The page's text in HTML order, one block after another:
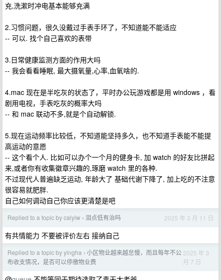
充,洗漱时冲电基本能够充满
2.习惯问题，很久没戴过手表手环了，不知道能不能适应
-- 可以. 找个自己喜欢的表带
3.日常健康监测方面的作用大吗
-- 我会看看睡眠, 最大摄氧量,心率,血氧啥的.
4.mac 现在是半吃灰的状态了，平时办公玩游戏都是用 windows ，看
剧用电视，手表吃灰的概率大吗
-- 和 mac 联动不多,就是个自动解锁.
5.现在运动频率比较低，不知道能坚持多久，也不知道手表能不能提
高运动的意愿
-- 这个看个人. 比如可以办个一个月的健身卡, 加 watch 的好友比拼起
来,或者你有收集徽章兴趣的,琢磨 watch 里的各种.
不过现代人普遍缺乏运动, 年龄大了 基础代谢下降了, 加上吃的不注意
很容易就肥胖.
自己如何调动自己你应该更清楚是吧
Replied to a topic by calyiw › 泪点低有治吗 2025 年 3 月 11 日
有共情能力 不要被评价左右 接纳自己
Replied to a topic by yingha › 小区物业越来越怠慢，而且每年不公
布收支情况，是否可以停缴物业费
2025 年 3
月 7 日